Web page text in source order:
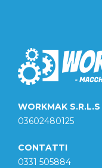
WORKMAK S.R.L.S
03602480125
CONTATTI
0331 505884